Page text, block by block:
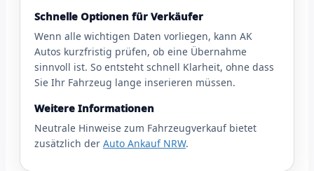
Schnelle Optionen für Verkäufer
Wenn alle wichtigen Daten vorliegen, kann AK
Autos kurzfristig prüfen, ob eine Übernahme
sinnvoll ist. So entsteht schnell Klarheit, ohne dass
Sie Ihr Fahrzeug lange inserieren müssen.
Weitere Informationen
Neutrale Hinweise zum Fahrzeugverkauf bietet
zusätzlich der Auto Ankauf NRW.